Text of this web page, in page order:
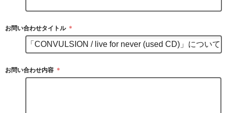
お問い合わせタイトル ＊
お問い合わせ内容 ＊